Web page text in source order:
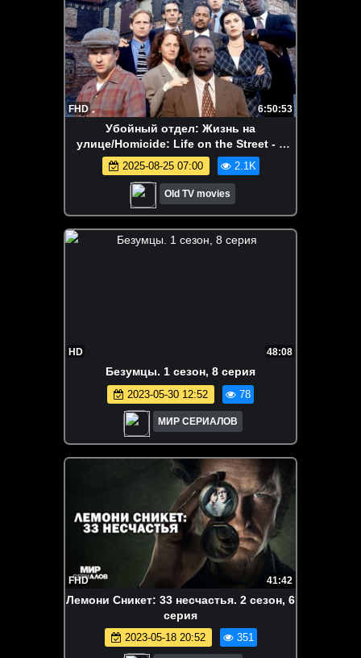
FHD 6:50:53
Убойный отдел: Жизнь на
улице/Homicide: Life on the Street - 1
сезон (9 серий) ❗Пятый канал
2025-08-25 07:00 2.1K
Old TV movies
HD 48:08
Бeзyмцы. 1 сезон, 8 серия
2023-05-30 12:52 78
МИР СЕРИАЛОВ
FHD 41:42
Лeмoни Cникeт: 33 несчастья. 2 сезон, 6
серия
2023-05-18 20:52 351